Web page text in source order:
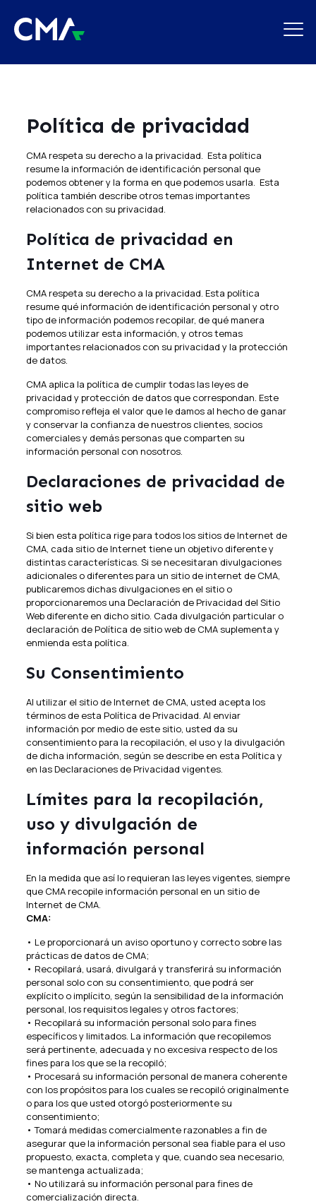
Política de privacidad
CMA respeta su derecho a la privacidad. Esta política
resume la información de identificación personal que
podemos obtener y la forma en que podemos usarla. Esta
política también describe otros temas importantes
relacionados con su privacidad.
Política de privacidad en
Internet de CMA
CMA respeta su derecho a la privacidad. Esta política
resume qué información de identificación personal y otro
tipo de información podemos recopilar, de qué manera
podemos utilizar esta información, y otros temas
importantes relacionados con su privacidad y la protección
de datos.
CMA aplica la política de cumplir todas las leyes de
privacidad y protección de datos que correspondan. Este
compromiso refleja el valor que le damos al hecho de ganar
y conservar la confianza de nuestros clientes, socios
comerciales y demás personas que comparten su
información personal con nosotros.
Declaraciones de privacidad de
sitio web
Si bien esta política rige para todos los sitios de Internet de
CMA, cada sitio de Internet tiene un objetivo diferente y
distintas características. Si se necesitaran divulgaciones
adicionales o diferentes para un sitio de internet de CMA,
publicaremos dichas divulgaciones en el sitio o
proporcionaremos una Declaración de Privacidad del Sitio
Web diferente en dicho sitio. Cada divulgación particular o
declaración de Política de sitio web de CMA suplementa y
enmienda esta política.
Su Consentimiento
Al utilizar el sitio de Internet de CMA, usted acepta los
términos de esta Política de Privacidad. Al enviar
información por medio de este sitio, usted da su
consentimiento para la recopilación, el uso y la divulgación
de dicha información, según se describe en esta Política y
en las Declaraciones de Privacidad vigentes.
Límites para la recopilación,
uso y divulgación de
información personal
En la medida que así lo requieran las leyes vigentes, siempre
que CMA recopile información personal en un sitio de
Internet de CMA.
CMA:
• Le proporcionará un aviso oportuno y correcto sobre las
prácticas de datos de CMA;
• Recopilará, usará, divulgará y transferirá su información
personal solo con su consentimiento, que podrá ser
explícito o implícito, según la sensibilidad de la información
personal, los requisitos legales y otros factores;
• Recopilará su información personal solo para fines
específicos y limitados. La información que recopilemos
será pertinente, adecuada y no excesiva respecto de los
fines para los que se la recopiló;
• Procesará su información personal de manera coherente
con los propósitos para los cuales se recopiló originalmente
o para los que usted otorgó posteriormente su
consentimiento;
• Tomará medidas comercialmente razonables a fin de
asegurar que la información personal sea fiable para el uso
propuesto, exacta, completa y que, cuando sea necesario,
se mantenga actualizada;
• No utilizará su información personal para fines de
comercialización directa.